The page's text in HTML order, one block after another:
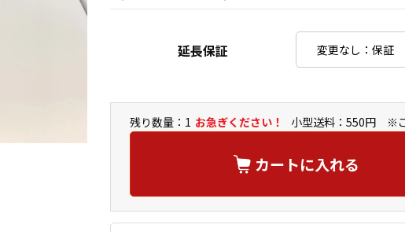
延長保証
残り数量：1 お急ぎください！ 小型送料：550円 ※ご
カートに入れる